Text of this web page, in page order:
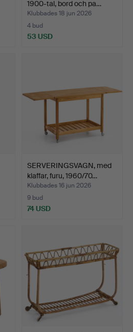
1900-tal, bord och pa…
Klubbades 18 jun 2026
4 bud
53 USD
SERVERINGSVAGN, med
klaffar, furu, 1960/70…
Klubbades 16 jun 2026
9 bud
74 USD